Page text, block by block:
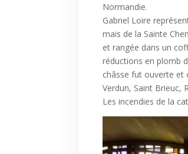
Normandie.
Gabriel Loire
mais de la Sainte
et rangée dans un
réductions en plomb
châsse fut ouverte et
Verdun, Saint Brieuc,
Les incendies de la